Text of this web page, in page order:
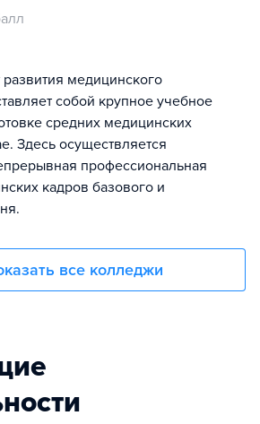
развития медицинского
собой крупное учебное
средних медицинских
Здесь осуществляется
профессиональная
кадров базового и
все колледжи